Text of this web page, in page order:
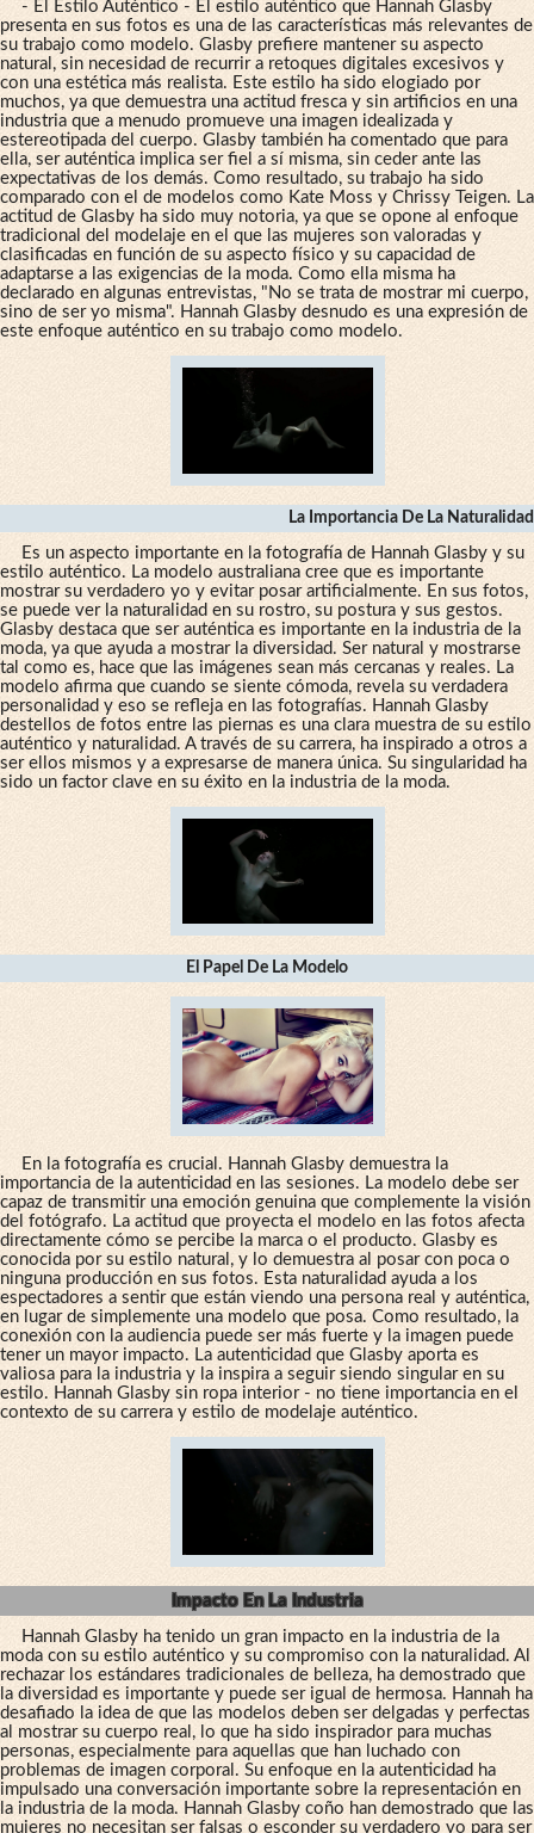
- El Estilo Auténtico - El estilo auténtico que Hannah Glasby
presenta en sus fotos es una de las características más relevantes de
su trabajo como modelo. Glasby prefiere mantener su aspecto
natural, sin necesidad de recurrir a retoques digitales excesivos y
con una estética más realista. Este estilo ha sido elogiado por
muchos, ya que demuestra una actitud fresca y sin artificios en una
industria que a menudo promueve una imagen idealizada y
estereotipada del cuerpo. Glasby también ha comentado que para
ella, ser auténtica implica ser fiel a sí misma, sin ceder ante las
expectativas de los demás. Como resultado, su trabajo ha sido
comparado con el de modelos como Kate Moss y Chrissy Teigen. La
actitud de Glasby ha sido muy notoria, ya que se opone al enfoque
tradicional del modelaje en el que las mujeres son valoradas y
clasificadas en función de su aspecto físico y su capacidad de
adaptarse a las exigencias de la moda. Como ella misma ha
declarado en algunas entrevistas, "No se trata de mostrar mi cuerpo,
sino de ser yo misma". Hannah Glasby desnudo es una expresión de
este enfoque auténtico en su trabajo como modelo.
La Importancia De La Naturalidad
Es un aspecto importante en la fotografía de Hannah Glasby y su
estilo auténtico. La modelo australiana cree que es importante
mostrar su verdadero yo y evitar posar artificialmente. En sus fotos,
se puede ver la naturalidad en su rostro, su postura y sus gestos.
Glasby destaca que ser auténtica es importante en la industria de la
moda, ya que ayuda a mostrar la diversidad. Ser natural y mostrarse
tal como es, hace que las imágenes sean más cercanas y reales. La
modelo afirma que cuando se siente cómoda, revela su verdadera
personalidad y eso se refleja en las fotografías. Hannah Glasby
destellos de fotos entre las piernas es una clara muestra de su estilo
auténtico y naturalidad. A través de su carrera, ha inspirado a otros a
ser ellos mismos y a expresarse de manera única. Su singularidad ha
sido un factor clave en su éxito en la industria de la moda.
El Papel De La Modelo
En la fotografía es crucial. Hannah Glasby demuestra la
importancia de la autenticidad en las sesiones. La modelo debe ser
capaz de transmitir una emoción genuina que complemente la visión
del fotógrafo. La actitud que proyecta el modelo en las fotos afecta
directamente cómo se percibe la marca o el producto. Glasby es
conocida por su estilo natural, y lo demuestra al posar con poca o
ninguna producción en sus fotos. Esta naturalidad ayuda a los
espectadores a sentir que están viendo una persona real y auténtica,
en lugar de simplemente una modelo que posa. Como resultado, la
conexión con la audiencia puede ser más fuerte y la imagen puede
tener un mayor impacto. La autenticidad que Glasby aporta es
valiosa para la industria y la inspira a seguir siendo singular en su
estilo. Hannah Glasby sin ropa interior - no tiene importancia en el
contexto de su carrera y estilo de modelaje auténtico.
Impacto En La Industria
Hannah Glasby ha tenido un gran impacto en la industria de la
moda con su estilo auténtico y su compromiso con la naturalidad. Al
rechazar los estándares tradicionales de belleza, ha demostrado que
la diversidad es importante y puede ser igual de hermosa. Hannah ha
desafiado la idea de que las modelos deben ser delgadas y perfectas
al mostrar su cuerpo real, lo que ha sido inspirador para muchas
personas, especialmente para aquellas que han luchado con
problemas de imagen corporal. Su enfoque en la autenticidad ha
impulsado una conversación importante sobre la representación en
la industria de la moda. Hannah Glasby coño han demostrado que las
mujeres no necesitan ser falsas o esconder su verdadero yo para ser